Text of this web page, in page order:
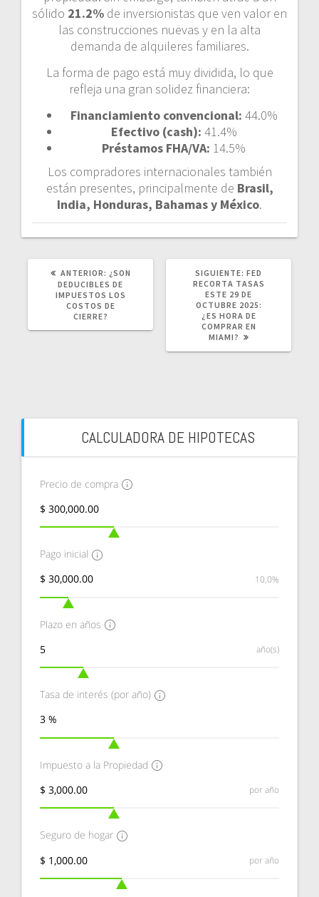
sólido 21.2% de inversionistas que ven valor en
las construcciones nuevas y en la alta
demanda de alquileres familiares.
La forma de pago está muy dividida, lo que
refleja una gran solidez financiera:
Financiamiento convencional: 44.0%
Efectivo (cash): 41.4%
Préstamos FHA/VA: 14.5%
Los compradores internacionales también
están presentes, principalmente de Brasil,
India, Honduras, Bahamas y México.
ANTERIOR: POST
ANTERIOR:
¿SON
DEDUCIBLES DE
IMPUESTOS LOS
COSTOS DE
CIERRE?
SIGUIENTE: SIGUIENTE
POST:
FED
RECORTA TASAS
ESTE 29 DE
OCTUBRE 2025:
¿ES HORA DE
COMPRAR EN
MIAMI?
CALCULADORA DE HIPOTECAS
Precio de compra
Pago inicial
10,0%
Plazo en años
año(s)
Tasa de interés (por año)
Impuesto a la Propiedad
por año
Seguro de hogar
por año